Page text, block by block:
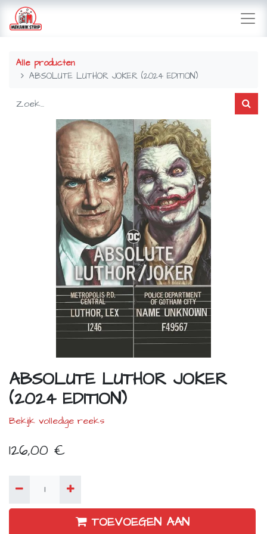
Alle producten
ABSOLUTE LUTHOR JOKER (2024 EDITION)
ABSOLUTE LUTHOR JOKER
(2024 EDITION)
Bekijk volledige reeks
126,00 €
TOEVOEGEN AAN